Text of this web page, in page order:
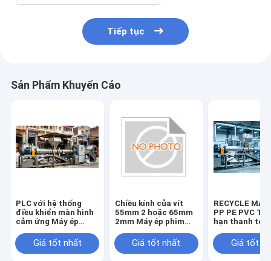
Tiếp tục
Sản Phẩm Khuyến Cáo
PLC với hệ thống
điều khiển màn hình
cảm ứng Máy ép
nông nghiệp
Diameter Of Screw
Giá tốt nhất
Chiều kính của vít
55mm 2 hoặc 65mm
2mm Máy ép phim
21kw Khả năng ép
100 đến 500 kg h cho
Giá tốt nhất
RECYCLE
PP PE PVC T
hạn thanh
có động cơ
7.5kw 11kw
Giá tốt